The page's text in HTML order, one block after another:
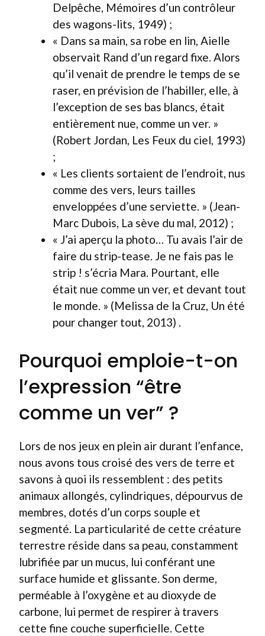
Delpêche, Mémoires d’un contrôleur
des wagons-lits, 1949) ;
« Dans sa main, sa robe en lin, Aielle
observait Rand d’un regard fixe. Alors
qu’il venait de prendre le temps de se
raser, en prévision de l’habiller, elle, à
l’exception de ses bas blancs, était
entièrement nue, comme un ver. »
(Robert Jordan, Les Feux du ciel, 1993)
;
« Les clients sortaient de l’endroit, nus
comme des vers, leurs tailles
enveloppées d’une serviette. » (Jean-
Marc Dubois, La sève du mal, 2012) ;
« J’ai aperçu la photo… Tu avais l’air de
faire du strip-tease. Je ne fais pas le
strip ! s’écria Mara. Pourtant, elle
était nue comme un ver, et devant tout
le monde. » (Melissa de la Cruz, Un été
pour changer tout, 2013) .
Pourquoi emploie-t-on
l’expression “être
comme un ver” ?
Lors de nos jeux en plein air durant l’enfance,
nous avons tous croisé des vers de terre et
savons à quoi ils ressemblent : des petits
animaux allongés, cylindriques, dépourvus de
membres, dotés d’un corps souple et
segmenté. La particularité de cette créature
terrestre réside dans sa peau, constamment
lubrifiée par un mucus, lui conférant une
surface humide et glissante. Son derme,
perméable à l’oxygène et au dioxyde de
carbone, lui permet de respirer à travers
cette fine couche superficielle. Cette